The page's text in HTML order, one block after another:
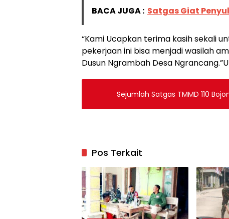
BACA JUGA : Satgas Giat
“Kami Ucapkan terima kasih sekali
pekerjaan ini bisa menjadi wasilah
Dusun Ngrambah Desa
Sejumlah Satgas TMMD 110
Pos Terkait